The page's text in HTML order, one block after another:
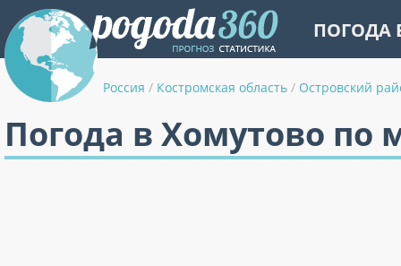
ПОГОДА
Россия / Костромская область / Островский
Погода в Хомутово по